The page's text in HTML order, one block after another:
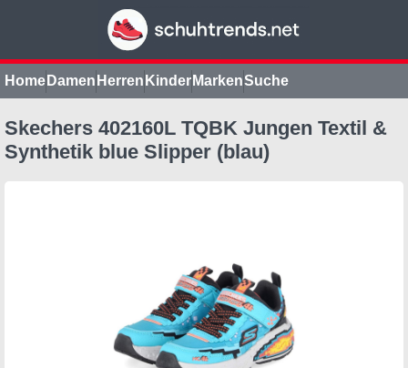
Home Damen Herren Kinder MarkenSuche
Skechers 402160L TQBK Jungen Textil &
Synthetik blue Slipper (blau)